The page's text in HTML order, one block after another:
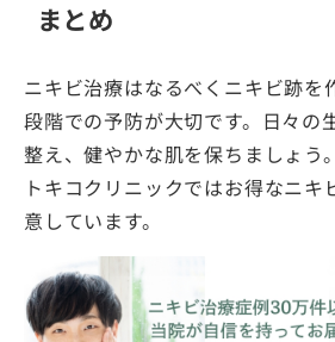
まとめ
ニキビ治療はなるべくニキビ跡を
段階での予防が大切です。日々の
整え、健やかな肌を保ちましょう。
トキコクリニックではお得なニキ
意しています。